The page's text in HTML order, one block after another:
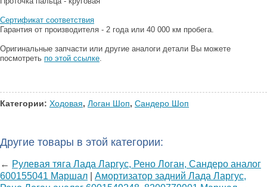
Сертификат соответствия
Гарантия от производителя - 2 года или 40 000 км пробега.
Оригинальные запчасти или другие аналоги детали Вы можете
посмотреть по этой ссылке
Категории: Ходовая, Логан Шоп, Сандеро Шоп
Другие товары в этой категории:
← Рулевая тяга Лада Ларгус, Рено Логан, Сандеро аналог
600155041 Маршал
Амортизатор задний Лада Ларгус,